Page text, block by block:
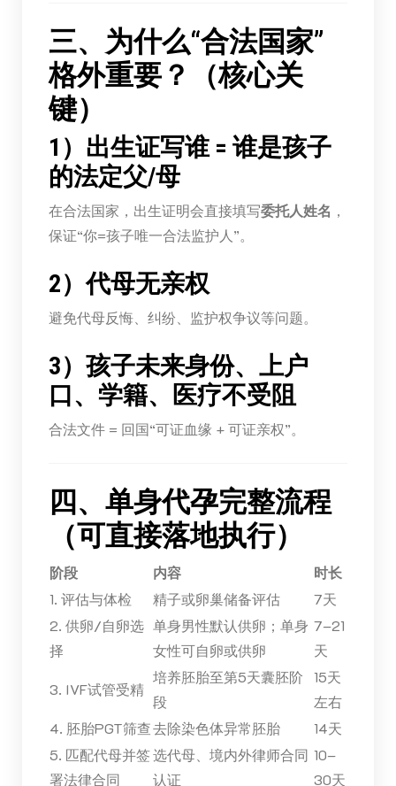
三、为什么“合法国家”
格外重要？（核心关
键）
1）出生证写谁 = 谁是孩子
的法定父/母
在合法国家，出生证明会直接填写委托人姓名 ，
保证“你=孩子唯一合法监护人”。
2）代母无亲权
避免代母反悔、纠纷、监护权争议等问题。
3）孩子未来身份、上户
口、学籍、医疗不受阻
合法文件 = 回国“可证血缘 + 可证亲权”。
四、单身代孕完整流程
（可直接落地执行）
阶段 内容
时长
1. 评估与体检
精子或卵巢储备评估
7天
2. 供卵/自卵选
择
单身男性默认供卵；单身
女性可自卵或供卵
7–21
天
3. IVF试管受精
培养胚胎至第5天囊胚阶
段
15天
左右
4. 胚胎PGT筛查去除染色体异常胚胎
14天
5. 匹配代母并签
署法律合同
选代母、境内外律师合同
认证
10–
30天